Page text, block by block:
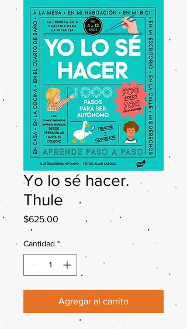
Yo lo sé hacer.
Thule
$625.00
Cantidad *
Agregar al carrito